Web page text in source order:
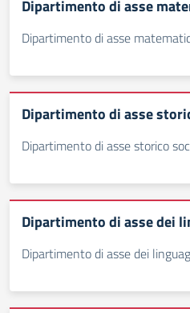
Dipartimento di asse
Dipartimento di asse
Dipartimento di asse
Dipartimento di asse storico
Dipartimento di asse dei
Dipartimento di asse dei